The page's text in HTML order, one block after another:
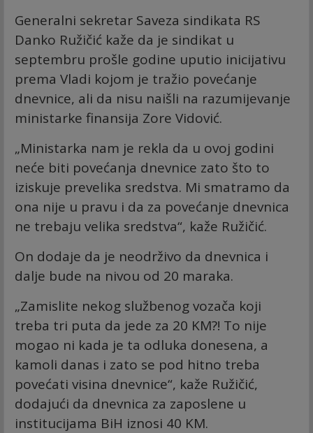
Generalni sekretar Saveza sindikata RS
Danko Ružičić kaže da je sindikat u
septembru prošle godine uputio inicijativu
prema Vladi kojom je tražio povećanje
dnevnice, ali da nisu naišli na razumijevanje
ministarke finansija Zore Vidović.
„Ministarka nam je rekla da u ovoj godini
neće biti povećanja dnevnice zato što to
iziskuje prevelika sredstva. Mi smatramo da
ona nije u pravu i da za povećanje dnevnica
ne trebaju velika sredstva“, kaže Ružičić.
On dodaje da je neodrživo da dnevnica i
dalje bude na nivou od 20 maraka.
„Zamislite nekog službenog vozača koji
treba tri puta da jede za 20 KM?! To nije
mogao ni kada je ta odluka donesena, a
kamoli danas i zato se pod hitno treba
povećati visina dnevnice“, kaže Ružičić,
dodajući da dnevnica za zaposlene u
institucijama BiH iznosi 40 KM.